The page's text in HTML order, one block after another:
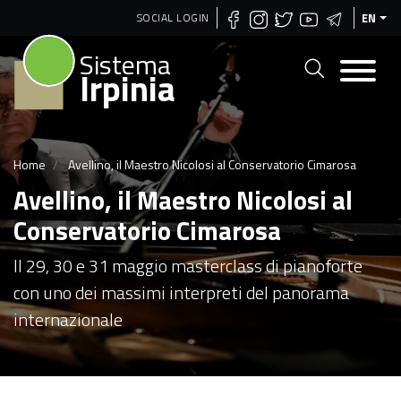
Skip
main
content
SOCIAL LOGIN EN
Sistema
Irpinia
Home Avellino, il Maestro Nicolosi al Conservatorio Cimarosa
Avellino, il Maestro Nicolosi al
Conservatorio Cimarosa
Il 29, 30 e 31 maggio masterclass di pianoforte
con uno dei massimi interpreti del panorama
internazionale